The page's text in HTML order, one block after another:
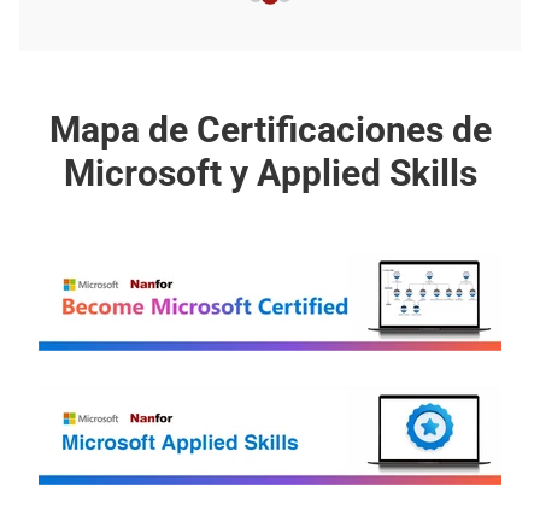
Mapa de Certificaciones de
Microsoft y Applied Skills